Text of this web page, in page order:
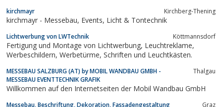
kirchmayr Kirchberg-Thening
kirchmayr - Messebau, Events, Licht & Tontechnik
Lichtwerbung von LWTechnik Köttmannsdorf
Fertigung und Montage von Lichtwerbung, Leuchtreklame,
Werbeschildern, Werbetürme, Schriften und Leuchtkästen.
MESSEBAU SALZBURG (AT) by MOBIL WANDBAU GMBH -
MESSEBAU EVENTTECHNIK GRAFIK
Thalgau
Willkommen auf den Internetseiten der Mobil Wandbau GmbH
Messebau, Beschriftung, Dekoration, Fassadengestaltung Graz